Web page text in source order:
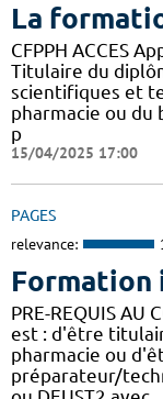
La
CFPPH ACCES
Titulaire du
scientifiques et
pharmacie ou
p
15/04/2025 17:00
PAGES
relevance:
PRE-REQUIS AU
est : d'être
pharmacie ou
préparateur/